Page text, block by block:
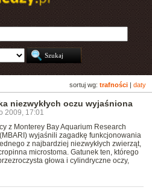
sortuj wg: trafności daty
niezwykłych oczu wyjaśniona
2009, 17:01
z Monterey Bay Aquarium Research
wyjaśnili zagadkę funkcjonowania
z najbardziej niezwykłych zwierząt,
microstoma. Gatunek ten, którego
głowa i cylindryczne oczy,